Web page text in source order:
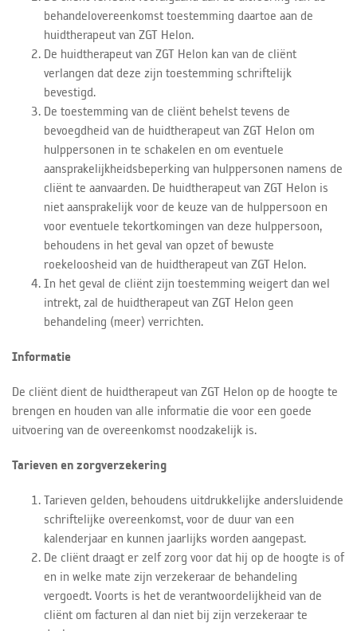
behandelovereenkomst toestemming daartoe aan de
huidtherapeut van ZGT Helon.
De huidtherapeut van ZGT Helon kan van de cliënt
verlangen dat deze zijn toestemming schriftelijk
bevestigd.
De toestemming van de cliënt behelst tevens de
bevoegdheid van de huidtherapeut van ZGT Helon om
hulppersonen in te schakelen en om eventuele
aansprakelijkheidsbeperking van hulppersonen namens de
cliënt te aanvaarden. De huidtherapeut van ZGT Helon is
niet aansprakelijk voor de keuze van de hulppersoon en
voor eventuele tekortkomingen van deze hulppersoon,
behoudens in het geval van opzet of bewuste
roekeloosheid van de huidtherapeut van ZGT Helon.
In het geval de cliënt zijn toestemming weigert dan wel
intrekt, zal de huidtherapeut van ZGT Helon geen
behandeling (meer) verrichten.
Informatie
De cliënt dient de huidtherapeut van ZGT Helon op de hoogte te
brengen en houden van alle informatie die voor een goede
uitvoering van de overeenkomst noodzakelijk is.
Tarieven en zorgverzekering
Tarieven gelden, behoudens uitdrukkelijke andersluidende
schriftelijke overeenkomst, voor de duur van een
kalenderjaar en kunnen jaarlijks worden aangepast.
De cliënt draagt er zelf zorg voor dat hij op de hoogte is of
en in welke mate zijn verzekeraar de behandeling
vergoedt. Voorts is het de verantwoordelijkheid van de
cliënt om facturen al dan niet bij zijn verzekeraar te